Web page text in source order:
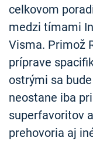
celkovom
medzi tímami
Visma. Primož
príprave
ostrými sa
neostane iba
superfavoritov
prehovoria aj